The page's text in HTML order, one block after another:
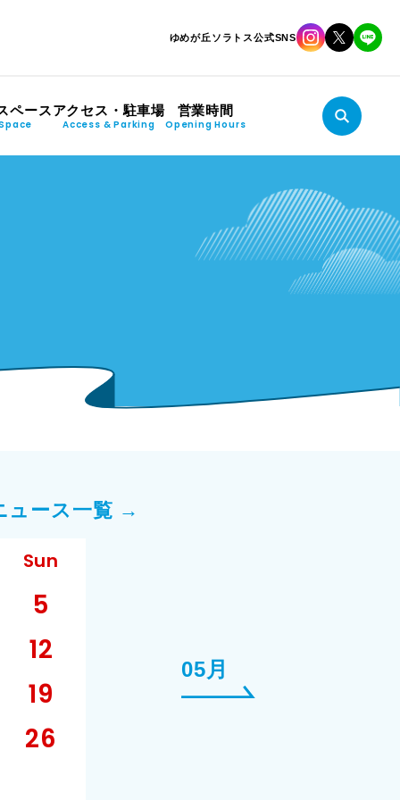
ゆめが丘ソラトス公式SNS
ペースアクセス・駐車場
Access & Parking
営業時間
Opening Hours
ュース一覧 →
Sun
5
12
19
26
05月